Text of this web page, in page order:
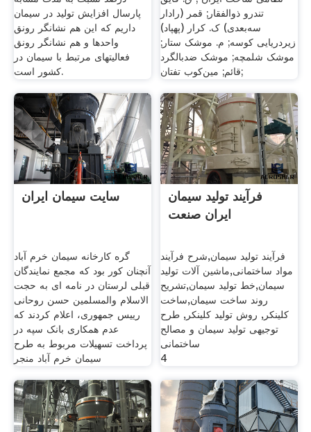
پارسال افزایش تولید در سیمان
داریم که این هم نشانگر رونق
واحدها و هم نشانگر رونق
فعالیتهای مرتبط با سیمان در
کشور است.
تندرو ذوالفقار; قمر (رادار
سه‌بعدی) ک. کرار (پهپاد)
زیردریایی کوسه; م. موشک ستار;
موشک شلمچه; موشک ضدبالگرد
قائم; مین‌کوب تفتان;
سایت سیمان ایران
گره کارخانه سیمان خرم آباد
آنچنان کور بود که مجمع نمایندگان
قبلی لرستان در نامه ای به حجت
الاسلام والمسلمین حسن روحانی
رییس جمهوری، اعلام کردند که
عدم همکاری بانک سپه در
پرداخت تسهیلات مربوط به طرح
سیمان خرم آباد منجر
فرآیند تولید سیمان
ایران صنعت
فرآیند تولید سیمان,شرح فرآیند
مواد ساختمانی,ماشین آلات تولید
سیمان,خط تولید سیمان,تشریح
روند ساخت سیمان,ساخت
کلینکر, روش تولید کلینکر, طرح
توجیهی تولید سیمان و مصالح
ساختمانی
4